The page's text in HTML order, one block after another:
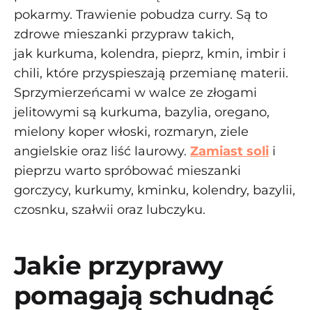
pokarmy. Trawienie pobudza curry. Są to
zdrowe mieszanki przypraw takich,
jak kurkuma, kolendra, pieprz, kmin, imbir i
chili, które przyspieszają przemianę materii.
Sprzymierzeńcami w walce ze złogami
jelitowymi są kurkuma, bazylia, oregano,
mielony koper włoski, rozmaryn, ziele
angielskie oraz liść laurowy. Zamiast soli i
pieprzu warto spróbować mieszanki
gorczycy, kurkumy, kminku, kolendry, bazylii,
czosnku, szałwii oraz lubczyku.
Jakie przyprawy
pomagają schudnąć